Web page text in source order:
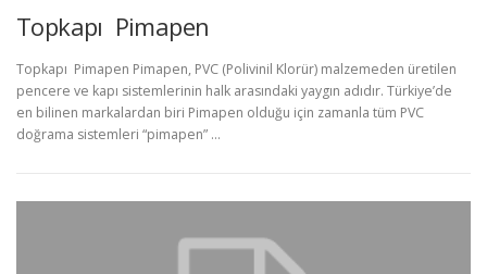
Topkapı Pimapen
Topkapı Pimapen Pimapen, PVC (Polivinil Klorür) malzemeden üretilen
pencere ve kapı sistemlerinin halk arasındaki yaygın adıdır. Türkiye’de
en bilinen markalardan biri Pimapen olduğu için zamanla tüm PVC
doğrama sistemleri “pimapen” …